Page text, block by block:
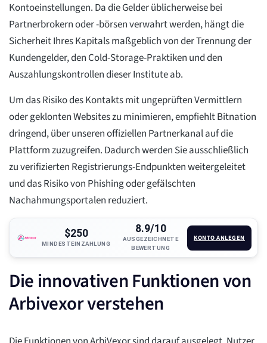
Kontoeinstellungen. Da die Gelder üblicherweise bei
Partnerbrokern oder -börsen verwahrt werden, hängt die
Sicherheit Ihres Kapitals maßgeblich von der Trennung der
Kundengelder, den Cold-Storage-Praktiken und den
Auszahlungskontrollen dieser Institute ab.
Um das Risiko des Kontakts mit ungeprüften Vermittlern
oder geklonten Websites zu minimieren, empfiehlt Bitnation
dringend, über unseren offiziellen Partnerkanal auf die
Plattform zuzugreifen. Dadurch werden Sie ausschließlich
zu verifizierten Registrierungs-Endpunkten weitergeleitet
und das Risiko von Phishing oder gefälschten
Nachahmungsportalen reduziert.
$250
MINDESTEINZAHLUNG
8.9/10
AUSGEZEICHNETE
BEWERTUNG
KONTO ANLEGEN
Die innovativen Funktionen von
Arbivexor verstehen